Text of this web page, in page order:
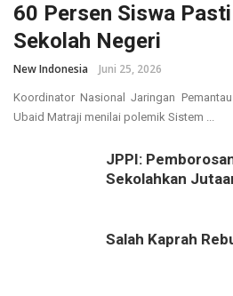
60 Persen Siswa
Sekolah Negeri
New Indonesia Juni 25, 2026
Koordinator Nasional Jaringan
Ubaid Matraji menilai polemik Sistem ...
JPPI:
Sekolahkan
Salah Kaprah